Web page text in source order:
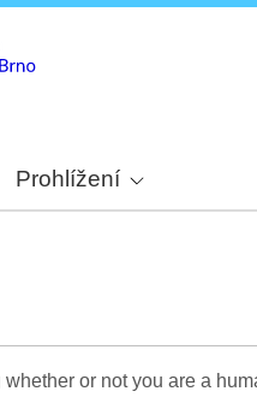
Prohlížení
or not you are a